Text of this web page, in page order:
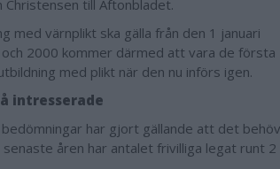
till Aftonbladet.
med värnplikt ska gälla från den 1 januari
2000 kommer därmed att vara de första
med plikt när den nu införs igen.
intresserade
har gjort gällande att det
åren har antalet frivilliga legat runt 2